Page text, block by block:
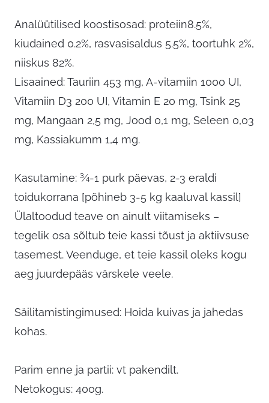
Analüütilised koostisosad: proteiin8.5%,
kiudained 0.2%, rasvasisaldus 5.5%, toortuhk 2%,
niiskus 82%.
Lisaained: Tauriin 453 mg, A-vitamiin 1000 UI,
Vitamiin D3 200 UI, Vitamin E 20 mg, Tsink 25
mg, Mangaan 2,5 mg, Jood 0,1 mg, Seleen 0,03
mg, Kassiakumm 1,4 mg.
Kasutamine: ¾-1 purk päevas, 2-3 eraldi
toidukorrana [põhineb 3-5 kg kaaluval kassil]
Ülaltoodud teave on ainult viitamiseks –
tegelik osa sõltub teie kassi tõust ja aktiivsuse
tasemest. Veenduge, et teie kassil oleks kogu
aeg juurdepääs värskele veele.
Säilitamistingimused: Hoida kuivas ja jahedas
kohas.
Parim enne ja partii: vt pakendilt.
Netokogus: 400g.